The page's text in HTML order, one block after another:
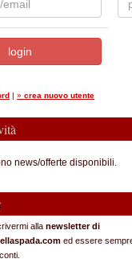
| » crea nuovo utente
news/offerte disponibili.
alla newsletter di
ed essere